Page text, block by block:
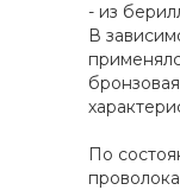
- из
В
По